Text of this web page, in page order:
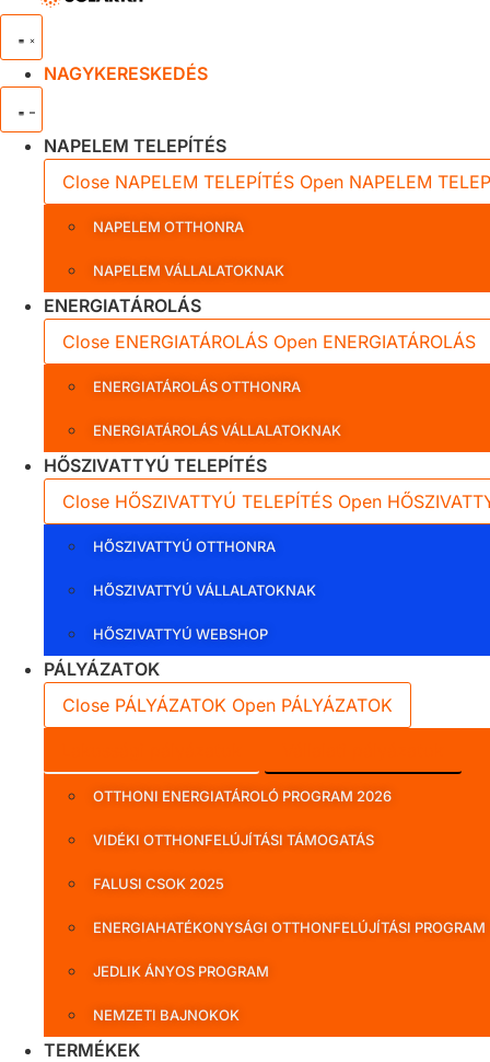
NAGYKERESKEDÉS
NAPELEM TELEPÍTÉS
Close NAPELEM TELEPÍTÉS Open NAPELEM
NAPELEM OTTHONRA
NAPELEM VÁLLALATOKNAK
ENERGIATÁROLÁS
Close ENERGIATÁROLÁS Open ENERGIATÁROLÁS
ENERGIATÁROLÁS OTTHONRA
ENERGIATÁROLÁS VÁLLALATOKNAK
HŐSZIVATTYÚ TELEPÍTÉS
Close HŐSZIVATTYÚ TELEPÍTÉS Open
HŐSZIVATTYÚ OTTHONRA
HŐSZIVATTYÚ VÁLLALATOKNAK
HŐSZIVATTYÚ WEBSHOP
PÁLYÁZATOK
Close PÁLYÁZATOK Open PÁLYÁZATOK
OTTHONI ENERGIATÁROLÓ PROGRAM 2026
VIDÉKI OTTHONFELÚJÍTÁSI TÁMOGATÁS
FALUSI CSOK 2025
ENERGIAHATÉKONYSÁGI OTTHONFELÚJÍTÁSI PROGRAM
JEDLIK ÁNYOS PROGRAM
NEMZETI BAJNOKOK
TERMÉKEK